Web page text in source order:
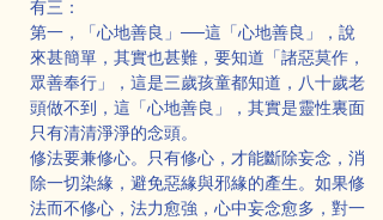
有三：
第一，「心地善良」──這「心地善良」，說
來甚簡單，其實也甚難，要知道「諸惡莫作，
眾善奉行」，這是三歲孩童都知道，八十歲老
頭做不到，這「心地善良」，其實是靈性裏面
只有清清淨淨的念頭。
修法要兼修心。只有修心，才能斷除妄念，消
除一切染緣，避免惡緣與邪緣的產生。如果修
法而不修心，法力愈強，心中妄念愈多，對一